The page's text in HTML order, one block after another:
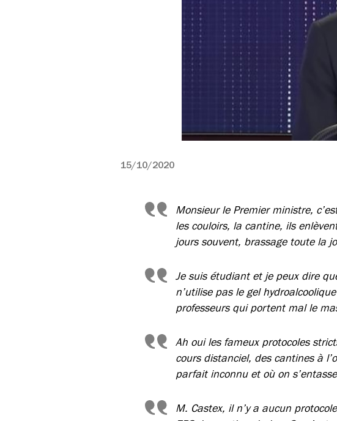
15/10/2020
Monsieur le Premier ministre,
les couloirs, la cantine, ils
jours souvent, brassage toute la
Je suis étudiant et je peux dire
n’utilise pas le gel
professeurs qui portent mal le
Ah oui les fameux protocoles
cours distanciel, des cantines à
parfait inconnu et où on
M. Castex, il n’y a aucun